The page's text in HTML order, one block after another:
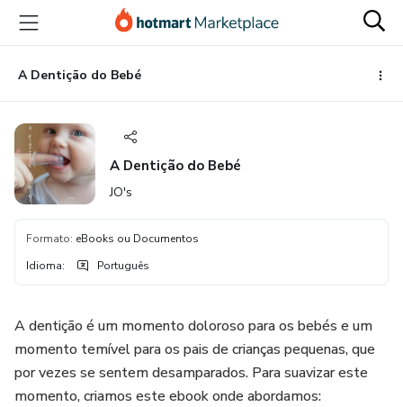
para
conteúdo
principal
para
pagamento
para
rodapé
A Dentição do Bebé
A Dentição do Bebé
JO's
Formato: eBooks ou Documentos
Idioma: Português
A dentição é um momento doloroso para os bebés e um
momento temível para os pais de crianças pequenas, que
por vezes se sentem desamparados. Para suavizar este
momento, criamos este ebook onde abordamos: